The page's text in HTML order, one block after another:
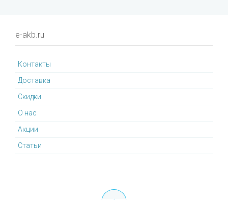
e-akb.ru
Контакты
Доставка
Cкидки
О нас
Акции
Статьи